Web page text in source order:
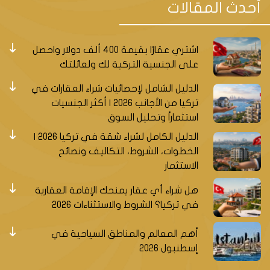
للمحلات المتواجدة في الشوارع. تتميز العقارات التجارية
المتكاملة. كما تضم المنطقة مركزاً مهماً للعمل
والأعمال، وهو المركز التمويل الدولي، ما يجعلها واحدة
من أكبر المراكز المالية في اسطنبول.
الأسعار والاستثمار
أمريكي إلى
2200 دولار أمريكي،
وهو ما يعتبر معقولاً
مقارنة بالمناطق الأخرى في اسطنبول. تتميز منطقة
أتاشهير بالعديد من المزايا التي تجعلها أكثر طلبًا
وأسعارها أعلى، مثل موقعها الاستراتيجي ووسائل النقل
العامة والمرافق الحيوية والخدمات. كما تشهد المنطقة
نمواً مستمراً وتطوراً، خاصة مع إنشاء مشروع المدينة
المالية، ما يجعلها فرصة استثمارية لا تفوت للمستثمرين
الذين يبحثون عن مشروع ناجح ومربح في اسطنبول.
أحدث المقالات
اشتري عقارًا بقيمة 400 ألف دولار واحصل
على الجنسية التركية لك ولعائلتك
الدليل الشامل لإحصائيات شراء العقارات في
تركيا من الأجانب 2026 | أكثر الجنسيات
استثماراً وتحليل السوق
الخطوات، الشروط، التكاليف ونصائح
الاستثمار
هل شراء أي عقار يمنحك الإقامة العقارية
في تركيا؟ الشروط والاستثناءات 2026
أهم المعالم والمناطق السياحية في
إسطنبول 2026